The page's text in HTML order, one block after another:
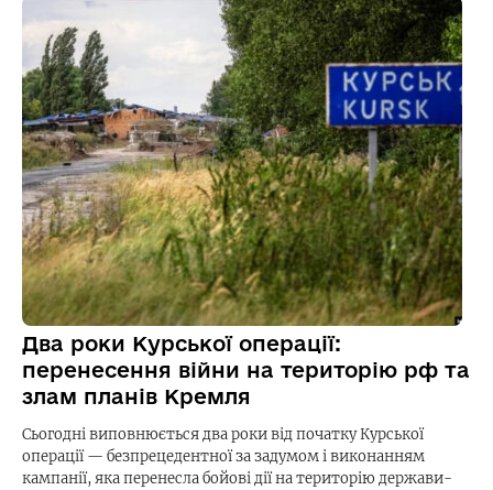
Два роки Курської операції:
перенесення війни на територію рф та
злам планів Кремля
Сьогодні виповнюється два роки від початку Курської
операції — безпрецедентної за задумом і виконанням
кампанії, яка перенесла бойові дії на територію держави-